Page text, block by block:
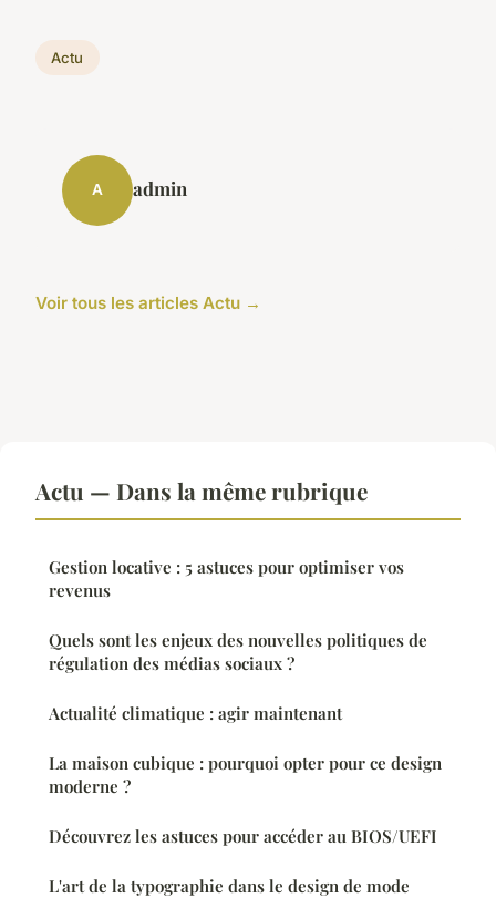
Actu
A admin
Voir tous les articles Actu →
Actu — Dans la même rubrique
Gestion locative : 5 astuces pour optimiser vos
revenus
Quels sont les enjeux des nouvelles politiques de
régulation des médias sociaux ?
Actualité climatique : agir maintenant
La maison cubique : pourquoi opter pour ce design
moderne ?
Découvrez les astuces pour accéder au BIOS/UEFI
L'art de la typographie dans le design de mode